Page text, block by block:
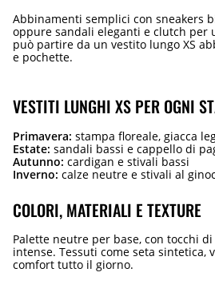
Abbinamenti semplici con sneakers
oppure sandali eleganti e clutch per
può partire da un vestito lungo XS
e pochette.
VESTITI LUNGHI XS PER OGNI
Primavera: stampa floreale, giacca
Estate: sandali bassi e cappello di
Autunno: cardigan e stivali bassi
Inverno: calze neutre e stivali al
COLORI, MATERIALI E TEXTURE
Palette neutre per base, con tocchi
intense. Tessuti come seta sintetica,
comfort tutto il giorno.